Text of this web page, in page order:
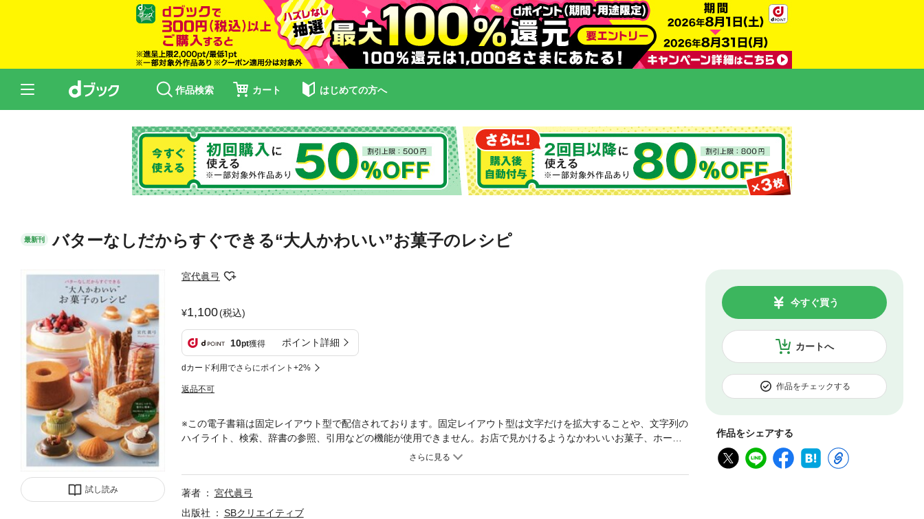
作品検索 カート はじめての方へ
最新刊 バターなしだからすぐできる“大人かわいい”お菓子のレシピ
試し読み
宮代眞弓
1,100(税込)
10pt獲得 ポイント詳細
dカード利用でさらにポイント+2%
返品不可
カートへ
今すぐ買う
作品をチェックする
作品をシェアする
※この電子書籍は固定レイアウト型で配信されております。固定レイアウト型は文字だけを拡大することや、文字列の
ハイライト、検索、辞書の参照、引用などの機能が使用できません。お店で見かけるようなかわいいお菓子、ホーム
メイドならではの美味しいお菓子を自分で作りたいけれど、ちょっと凝るだけで時間がかかるし失敗しそう…。そう
こりにくくなります。そんなレシピを「できるだけラクに簡単に、でも美味しくて存在感のあるお菓子が作りたい」
という思いから15年間研究してきた著者が、一気に披露。まるでパウンドケーキのようなリッチケーキから、満足感
著者
宮代眞弓
出版社
SBクリエイティブ